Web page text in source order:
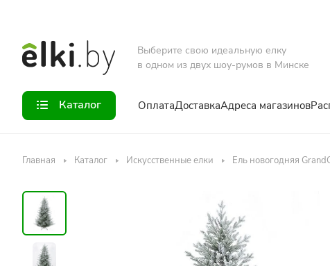
Выберите свою идеальную елку
в одном из двух шоу-румов в Минске
Каталог ОплатаДоставкаАдреса магазинов
Главная Каталог Искусственные елки Ель новогодняя